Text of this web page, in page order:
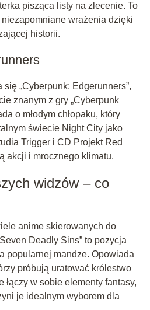
pisząca listy na zlecenie. To
wrażenia dzięki
historii.
„Cyberpunk: Edgerunners”,
znanym z gry „Cyberpunk
o młodym chłopaku, który
świecie Night City jako
Trigger i CD Projekt Red
akcji i mrocznego klimatu.
widzów – co
anime skierowanych do
Deadly Sins” to pozycja
popularnej mandze. Opowiada
próbują uratować królestwo
łączy w sobie elementy fantasy,
je idealnym wyborem dla